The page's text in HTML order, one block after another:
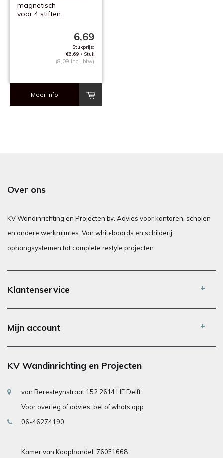
magnetisch
voor 4 stiften
6,69
Stukprijs:
€6,69 / Stuk
(8,09 Incl. btw)
Meer info
Over ons
KV Wandinrichting en Projecten bv. Advies voor kantoren, scholen
en andere werkruimtes. Van whiteboards en schilderij
ophangsystemen tot complete restyle projecten.
Klantenservice
Mijn account
KV Wandinrichting en Projecten
van Beresteynstraat 152 2614 HE Delft
Voor overleg of advies: bel of whats app
06-46274190
Kamer van Koophandel: 76051668